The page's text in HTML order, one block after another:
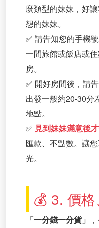
麼類型的妹妹，好
想的妹妹。
✅ 請告知您的手機
一間旅館或飯店或
房。
✅ 開好房間後，請
出發一般約20-30分
地點。
✅ 見到妹妹滿意後
匯款、不點數。讓
光。
💰 3. 價
「一分錢一分貨」